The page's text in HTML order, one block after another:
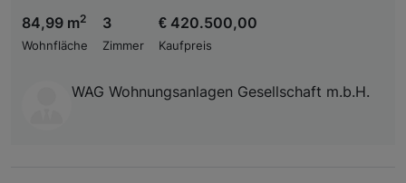
84,99 m2
Wohnfläche
3
Zimmer
€ 420.500,00
Kaufpreis
WAG Wohnungsanlagen Gesellschaft m.b.H.